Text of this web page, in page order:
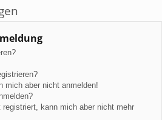
mich aber nicht anmelden!
registriert, kann mich aber nicht mehr